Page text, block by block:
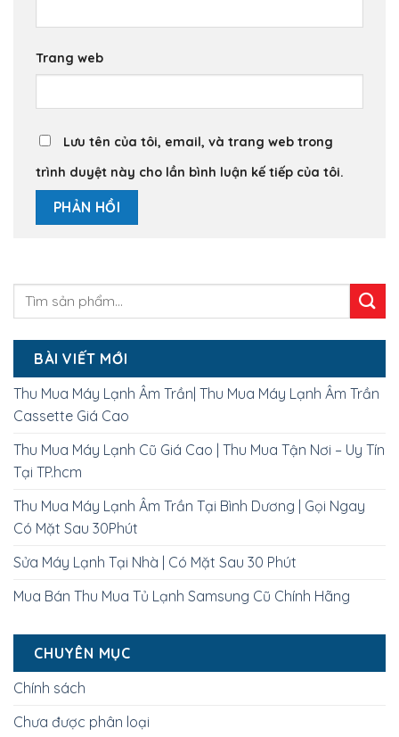
Trang web
Lưu tên của tôi, email, và trang web trong
trình duyệt này cho lần bình luận kế tiếp của tôi.
BÀI VIẾT MỚI
Thu Mua Máy Lạnh Âm Trần| Thu Mua Máy Lạnh Âm Trần
Cassette Giá Cao
Thu Mua Máy Lạnh Cũ Giá Cao | Thu Mua Tận Nơi – Uy Tín
Tại TP.hcm
Thu Mua Máy Lạnh Âm Trần Tại Bình Dương | Gọi Ngay
Có Mặt Sau 30Phút
Sửa Máy Lạnh Tại Nhà | Có Mặt Sau 30 Phút
Mua Bán Thu Mua Tủ Lạnh Samsung Cũ Chính Hãng
CHUYÊN MỤC
Chính sách
Chưa được phân loại